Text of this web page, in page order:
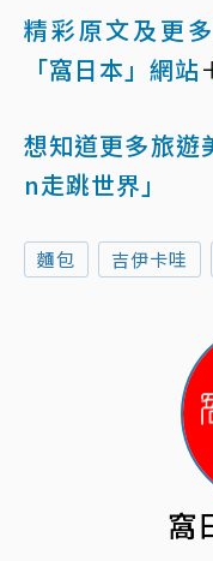
精彩原文及更
「窩日本」網站
想知道更多旅遊
n走跳世界」
麵包 吉伊卡哇
窩